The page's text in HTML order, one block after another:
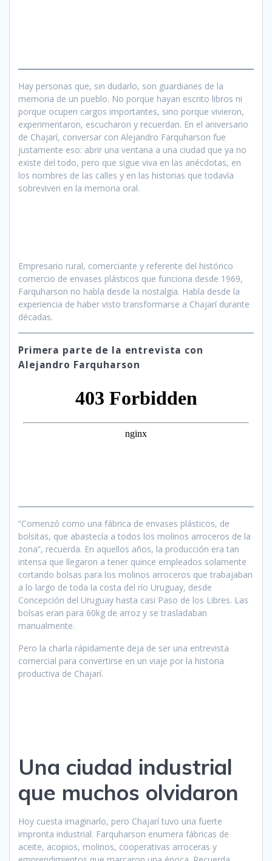
Hay personas que, sin dudarlo, son guardianes de la
memoria de un pueblo. No porque hayan escrito libros ni
porque ocupen cargos importantes, sino porque vivieron,
experimentaron, escucharon y recuerdan. En el aniversario
de Chajarí, conversar con Alejandro Farquharson fue
justamente eso: abrir una ventana a una ciudad que ya no
existe del todo, pero que sigue viva en las anécdotas, en
los nombres de las calles y en las historias que todavía
sobreviven en la memoria oral.
Empresario rural, comerciante y referente del histórico
comercio de envases plásticos que funciona desde 1969,
Farquharson no habla desde la nostalgia. Habla desde la
experiencia de haber visto transformarse a Chajarí durante
décadas.
Primera parte de la entrevista con
Alejandro Farquharson
“Comenzó como una fábrica de envases plásticos, de
bolsitas, que abastecía a todos los molinos arroceros de la
zona”, recuerda. En aquellos años, la producción era tan
intensa que llegaron a tener quince empleados solamente
cortando bolsas para los molinos arroceros que trabajaban
a lo largo de toda la costa del río Uruguay, desde
Concepción del Uruguay hasta casi Paso de los Libres. Las
bolsas eran para 60kg de arroz y se trasladaban
manualmente.
Pero la charla rápidamente deja de ser una entrevista
comercial para convertirse en un viaje por la historia
productiva de Chajarí.
Una ciudad industrial
que muchos olvidaron
Hoy cuesta imaginarlo, pero Chajarí tuvo una fuerte
impronta industrial. Farquharson enumera fábricas de
aceite, acopios, molinos, cooperativas arroceras y